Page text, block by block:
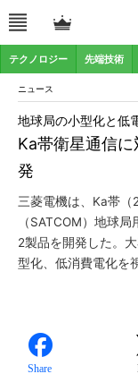
テクノロジー 先端技術
ニュース
Ka帯衛星通信
発
地球局の小型化と低
三菱電機は、Ka帯
（SATCOM）地球
2製品を開発した。
型化、低消費電化を
Share